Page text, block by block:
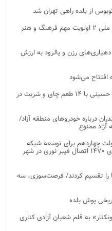
توسعه باغ هنر و برگزاری رویدادهای ملی ۲ اولویت مهم فرهنگ و هنر
دهیاری‌های رزن و یالرود به ارزش
افتتاح می‌شود
پذیرایی متفاوت و باشکوه از عزاداران حسینی با ۱۴ طعم چای و شربت در
درباره خودروهای منطقه آزاد/
ممنوع
تومانی دولت چهاردهم برای توسعه شبکه
تلفن همراه و فیبر نوری در آمل/ برقراری ۱۴۷۰ اتصال فیبر نوری در شهر
را تقسیم کردند/ فرصت‌سوزی، سه
یوش بلده
به قلم شعبان آزادی کناری